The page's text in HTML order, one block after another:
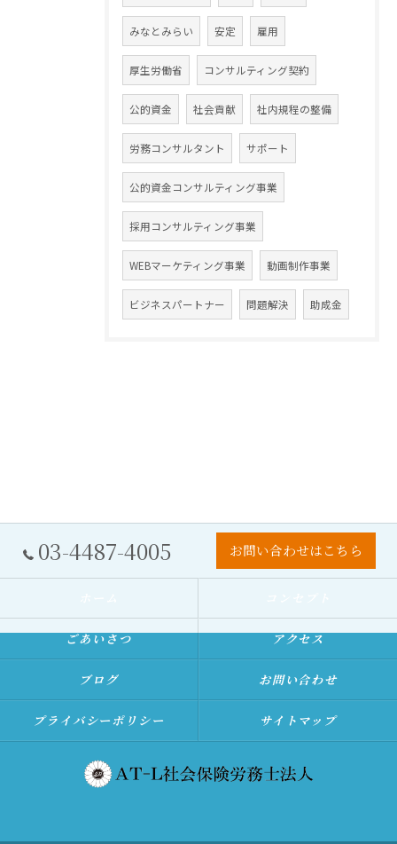
みなとみらい 安定 雇用
厚生労働省 コンサルティング契約
公的資金 社会貢献 社内規程の整備
労務コンサルタント サポート
公的資金コンサルティング事業
採用コンサルティング事業
WEBマーケティング事業 動画制作事業
ビジネスパートナー 問題解決 助成金
03-4487-4005 お問い合わせはこちら
ごあいさつ アクセス
ブログ お問い合わせ
プライバシーポリシー サイトマップ